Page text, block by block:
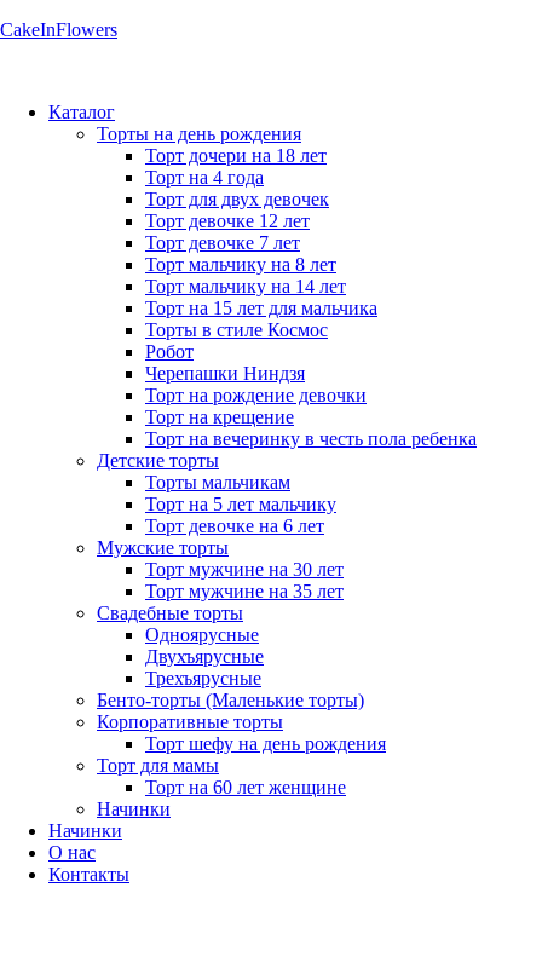
CakeInFlowers
Каталог
Торты на день рождения
Торт дочери на 18 лет
Торт на 4 года
Торт для двух девочек
Торт девочке 12 лет
Торт девочке 7 лет
Торт мальчику на 8 лет
Торт мальчику на 14 лет
Торт на 15 лет для мальчика
Торты в стиле Космос
Робот
Черепашки Ниндзя
Торт на рождение девочки
Торт на крещение
Торт на вечеринку в честь пола ребенка
Детские торты
Торты мальчикам
Торт на 5 лет мальчику
Торт девочке на 6 лет
Мужские торты
Торт мужчине на 30 лет
Торт мужчине на 35 лет
Свадебные торты
Одноярусные
Двухъярусные
Трехъярусные
Бенто-торты (Маленькие торты)
Корпоративные торты
Торт шефу на день рождения
Торт для мамы
Торт на 60 лет женщине
Начинки
Начинки
О нас
Контакты